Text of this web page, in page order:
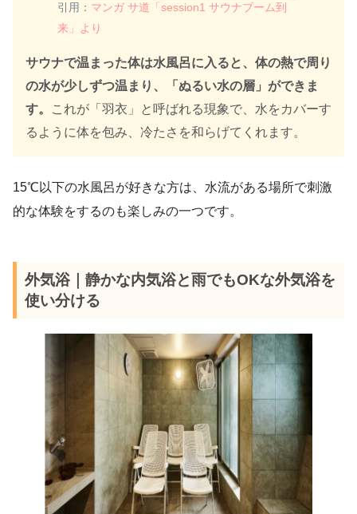
引用： マンガ サ道「session1 サウナブーム到
来」より
サウナで温まった体は水風呂に入ると、体の熱で周り
の水が少しずつ温まり、「ぬるい水の層」ができま
す。
これが「羽衣」と呼ばれる現象で、水をカバーす
るように体を包み、冷たさを和らげてくれます。
15℃以下の水風呂が好きな方は、水流がある場所で刺激
的な体験をするのも楽しみの一つです。
外気浴｜静かな内気浴と雨でもOKな外気浴を
使い分ける